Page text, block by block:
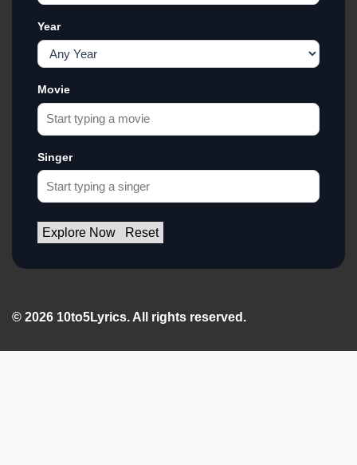
Year
Movie
Singer
Explore Now Reset
© 2026 10to5Lyrics. All rights reserved.